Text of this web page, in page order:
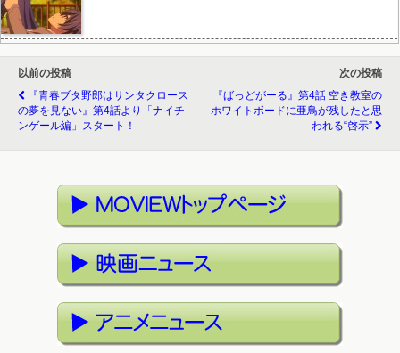
以前の投稿
『青春ブタ野郎はサンタクロース
の夢を見ない』第4話より「ナイチ
ンゲール編」スタート！
次の投稿
『ばっどがーる』第4話 空き教室の
ホワイトボードに亜鳥が残したと思
われる“啓示”